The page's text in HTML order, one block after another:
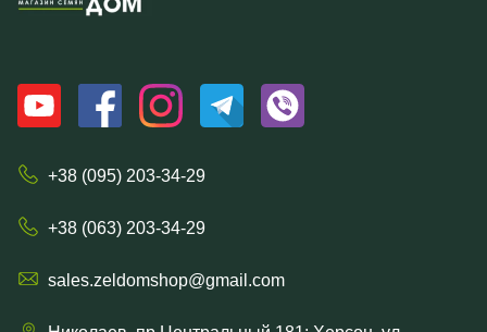
+38 (095) 203-34-29
+38 (063) 203-34-29
sales.zeldomshop@gmail.com